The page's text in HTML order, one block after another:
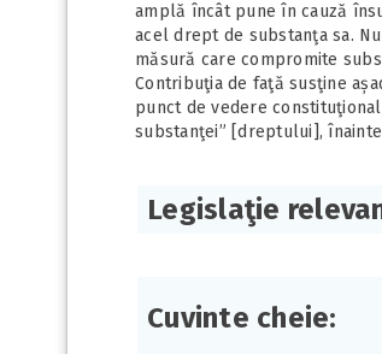
amplă încât pune în cauză
acel drept de substanţa sa.
măsură care compromite
Contribuţia de faţă susţine
punct de vedere
substanţei” [dreptului],
Legislaţie
Cuvinte cheie: